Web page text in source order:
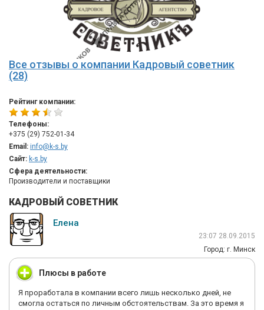
Все отзывы о компании Кадровый советник
(28)
Рейтинг компании:
Телефоны:
+375 (29) 752-01-34
Email: info@k-s.by
Сайт: k-s.by
Сфера деятельности:
Производители и поставщики
КАДРОВЫЙ СОВЕТНИК
Елена
23:07 28.09.2015
Город: г. Минск
Плюсы в работе
Я проработала в компании всего лишь несколько дней, не
смогла остаться по личным обстоятельствам. За это время я